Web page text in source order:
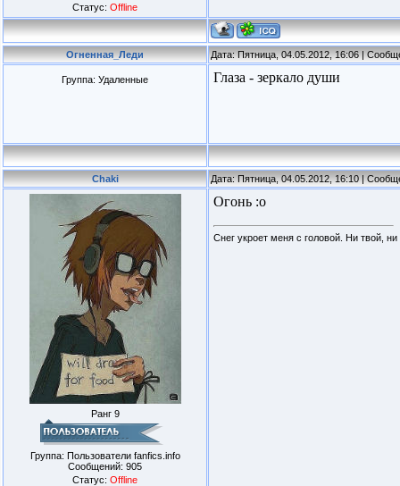
Статус: Offline
Огненная_Леди Дата: Пятница, 04.05.2012, 16:06 |
Группа: Удаленные Глаза - зеркало души
Chaki Дата: Пятница, 04.05.2012, 16:10 |
Ранг 9
Группа: Пользователи fanfics.info
Сообщений: 905
Статус: Offline
Огонь :о
Снег укроет меня с головой. Ни твой,